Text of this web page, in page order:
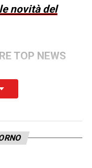
novità del
TOP NEWS